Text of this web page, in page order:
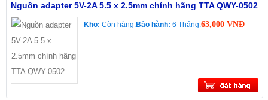
Nguồn adapter 5V-2A 5.5 x 2.5mm chính hãng TTA QWY-0502
Kho: Còn hàng.Bảo hành: 6 Tháng.63,000 VNĐ